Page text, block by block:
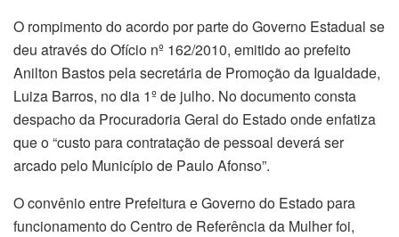
O rompimento do acordo por parte do Governo Estadual se
deu através do Ofício nº 162/2010, emitido ao prefeito
Anilton Bastos pela secretária de Promoção da Igualdade,
Luiza Barros, no dia 1º de julho. No documento consta
despacho da Procuradoria Geral do Estado onde enfatiza
que o “custo para contratação de pessoal deverá ser
arcado pelo Município de Paulo Afonso”.
O convênio entre Prefeitura e Governo do Estado para
funcionamento do Centro de Referência da Mulher foi,